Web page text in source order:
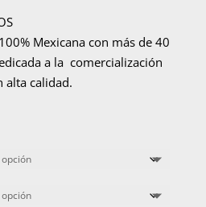
Mexicana con más de 40
a la comercialización
alta calidad.